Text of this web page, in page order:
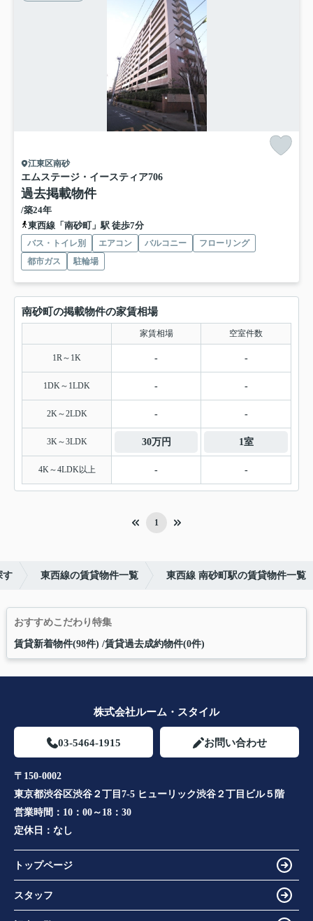
江東区南砂
エムステージ・イースティア706
過去掲載物件
/築24年
東西線「南砂町」駅 徒歩7分
バス・トイレ別 エアコン バルコニー
フローリング
都市ガス
駐輪場
南砂町の掲載物件の家賃相場
家賃相場 空室件数
1R～1K - -
1DK～1LDK - -
2K～2LDK - -
3K～3LDK 30万円 1室
4K～4LDK以上 - -
1
す 東西線の賃貸物件一覧 東西線 南砂町駅の賃貸物件一覧
おすすめこだわり特集
賃貸新着物件(98件) 賃貸過去成約物件(0件)
株式会社ルーム・スタイル
03-5464-1915 お問い合わせ
〒150-0002
東京都渋谷区渋谷２丁目7-5 ヒューリック渋谷２丁目ビル５階
営業時間： 10：00～18：30
定休日： なし
トップページ
スタッフ